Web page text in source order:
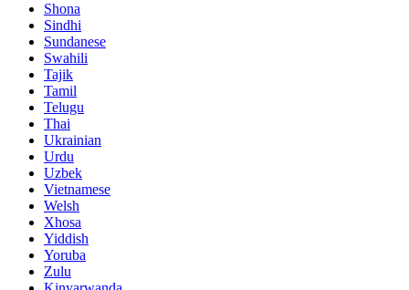
Shona
Sindhi
Sundanese
Swahili
Tajik
Tamil
Telugu
Thai
Ukrainian
Urdu
Uzbek
Vietnamese
Welsh
Xhosa
Yiddish
Yoruba
Zulu